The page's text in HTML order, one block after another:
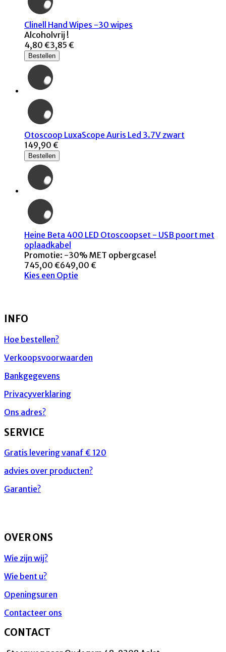
Clinell Hand Wipes -30 wipes
Alcoholvrij !
4,80 €3,85 €
Bestellen
Otoscoop LuxaScope Auris Led 3.7V zwart
149,90 €
Bestellen
Heine Beta 400 LED Otoscoopset - USB poort met
oplaadkabel
Promotie: -30% MET opbergcase!
745,00 €649,00 €
Kies een Optie
INFO
Hoe bestellen?
Verkoopsvoorwaarden
Bankgegevens
Privacyverklaring
Ons adres?
SERVICE
Gratis levering vanaf € 120
advies over producten?
Garantie?
OVER ONS
Wie zijn wij?
Wie bent u?
Openingsuren
Contacteer ons
CONTACT